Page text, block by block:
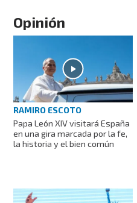
Opinión
RAMIRO ESCOTO
Papa León XIV visitará España
en una gira marcada por la fe,
la historia y el bien común